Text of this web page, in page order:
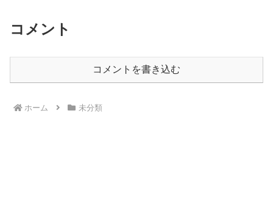
コメント
コメントを書き込む
ホーム 未分類